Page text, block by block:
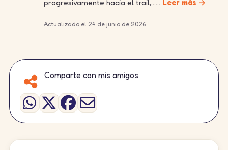
progresivamente hacia el trail,…… Leer más →
Actualizado el 24 de junio de 2026
Comparte con mis amigos